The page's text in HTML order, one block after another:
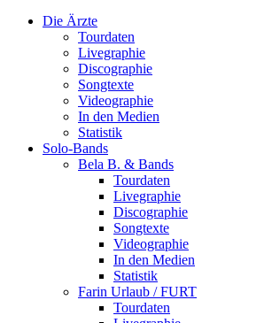
Die Ärzte
Tourdaten
Livegraphie
Discographie
Songtexte
Videographie
In den Medien
Statistik
Solo-Bands
Bela B. & Bands
Tourdaten
Livegraphie
Discographie
Songtexte
Videographie
In den Medien
Statistik
Farin Urlaub / FURT
Tourdaten